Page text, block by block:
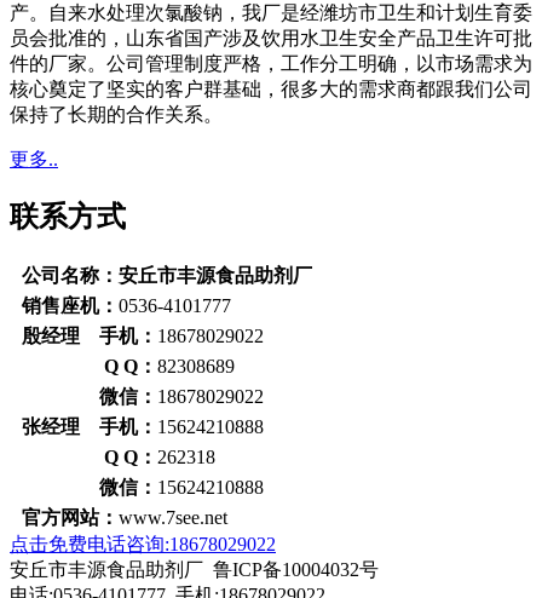
产。自来水处理次氯酸钠，我厂是经潍坊市卫生和计划生育委
员会批准的，山东省国产涉及饮用水卫生安全产品卫生许可批
件的厂家。公司管理制度严格，工作分工明确，以市场需求为
核心奠定了坚实的客户群基础，很多大的需求商都跟我们公司
保持了长期的合作关系。
更多..
联系方式
公司名称：安丘市丰源食品助剂厂
销售座机： 0536-4101777
殷经理 手机： 18678029022
Q Q： 82308689
微信： 18678029022
张经理 手机： 15624210888
Q Q： 262318
微信： 15624210888
官方网站： www.7see.net
点击免费电话咨询:18678029022
安丘市丰源食品助剂厂 鲁ICP备10004032号